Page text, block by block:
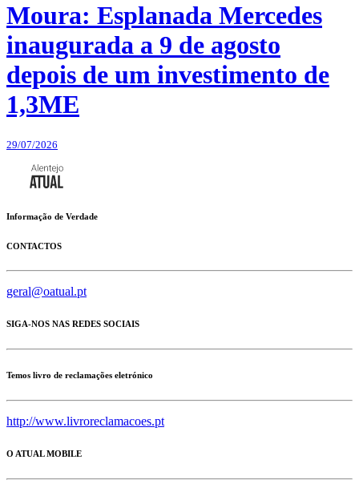
Moura: Esplanada Mercedes
inaugurada a 9 de agosto
depois de um investimento de
1,3ME
29/07/2026
Informação de Verdade
CONTACTOS
geral@oatual.pt
SIGA-NOS NAS REDES SOCIAIS
Temos livro de reclamações eletrónico
http://www.livroreclamacoes.pt
O ATUAL MOBILE